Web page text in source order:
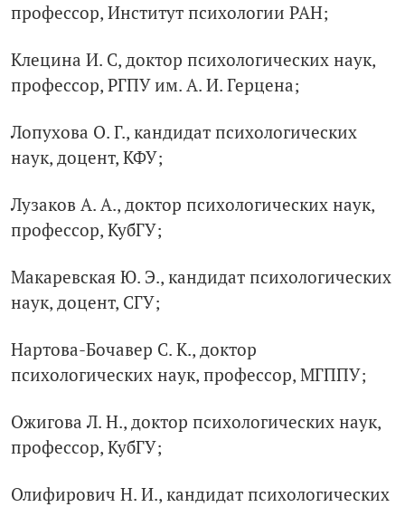
профессор, Институт психологии РАН;
Клецина И. С, доктор психологических наук,
профессор, РГПУ им. А. И. Герцена;
Лопухова О. Г., кандидат психологических
наук, доцент, КФУ;
Лузаков А. А., доктор психологических наук,
профессор, КубГУ;
Макаревская Ю. Э., кандидат психологических
наук, доцент, СГУ;
Нартова-Бочавер С. К., доктор
психологических наук, профессор, МГППУ;
Ожигова Л. Н., доктор психологических наук,
профессор, КубГУ;
Олифирович Н. И., кандидат психологических